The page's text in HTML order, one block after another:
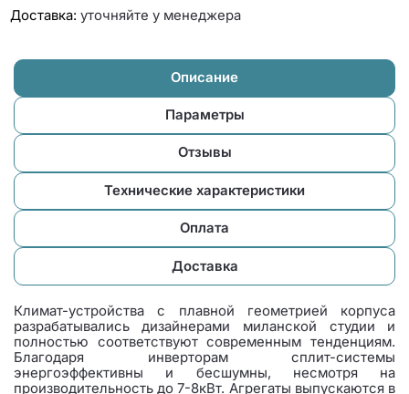
Доставка: уточняйте у менеджера
Описание
Параметры
Отзывы
Технические характеристики
Оплата
Доставка
Климат-устройства с плавной геометрией корпуса
разрабатывались дизайнерами миланской студии и
полностью соответствуют современным тенденциям.
Благодаря инверторам сплит-системы
энергоэффективны и бесшумны, несмотря на
производительность до 7-8кВт. Агрегаты выпускаются в